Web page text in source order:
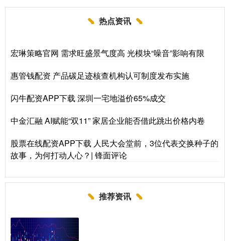
热点资讯
宏琳策略官网 需求旺盛景气度高 光模块“噪音”影响有限
惠管钱配资 产品碳足迹核查机构认可制度发布实施
闪牛配资APP下载 深圳一宅地溢价65%成交
中金汇融 AI赋能“双11” 家居企业能否借此跳出价格内卷
股票在线配资APP下载 人民大会堂前，3位代表交换种子的
故事，为何打动人心？| 锋面评论
推荐资讯